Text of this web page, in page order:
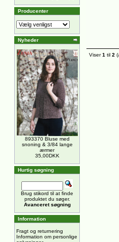
Producenter
Nyheder
893370 Bluse med
snoning & 3/84 lange
ærmer
35,00DKK
Hurtig søgning
Brug stikord til at finde
produktet du søger.
Avanceret søgning
Information
Fragt og returnering
Information om personlige
Viser1 til 2